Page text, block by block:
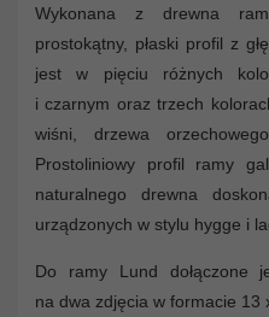
Wykonana z drewna
prostokątny, płaski profil z
jest w pięciu różnych
i czarnym oraz trzech
wiśni, drzewa
Prostoliniowy profil ramy
naturalnego drewna
urządzonych w stylu hygge i
Do ramy Lund dołączone
na dwa zdjęcia w formacie 13